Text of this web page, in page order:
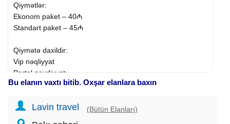
Qiymətlər:
Ekonom paket – 40₼
Standart paket – 45₼
Qiymətə daxildir:
Vip nəqliyyat
Portal qeydiyyatı
Maraqlı ekskursiyalar
Tur rəhbəri
Yolboyu musiqi və maarifləndirici söhbətlər
Bu elanın vaxtı bitib. Oxşar elanlara baxın
Lavin travel (Bütün Elanları)